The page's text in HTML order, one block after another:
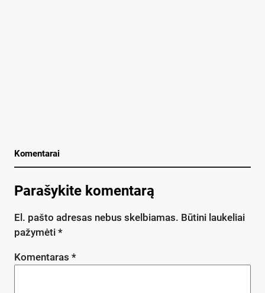
Komentarai
Parašykite komentarą
El. pašto adresas nebus skelbiamas. Būtini laukeliai
pažymėti *
Komentaras *